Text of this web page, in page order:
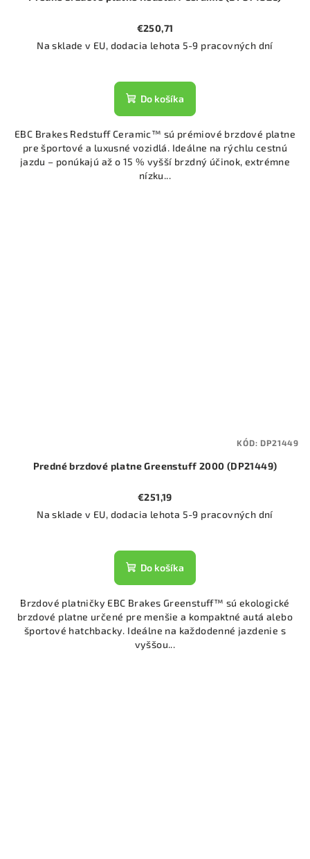
€250,71
Na sklade v EU, dodacia lehota 5-9 pracovných dní
Do košíka
EBC Brakes Redstuff Ceramic™ sú prémiové brzdové platne
pre športové a luxusné vozidlá. Ideálne na rýchlu cestnú
jazdu – ponúkajú až o 15 % vyšší brzdný účinok, extrémne
nízku...
Predné brzdové platne Greenstuff 2000 (DP21449)
€251,19
Na sklade v EU, dodacia lehota 5-9 pracovných dní
Do košíka
Brzdové platničky EBC Brakes Greenstuff™ sú ekologické
brzdové platne určené pre menšie a kompaktné autá alebo
športové hatchbacky. Ideálne na každodenné jazdenie s
vyššou...
KÓD:DP21449